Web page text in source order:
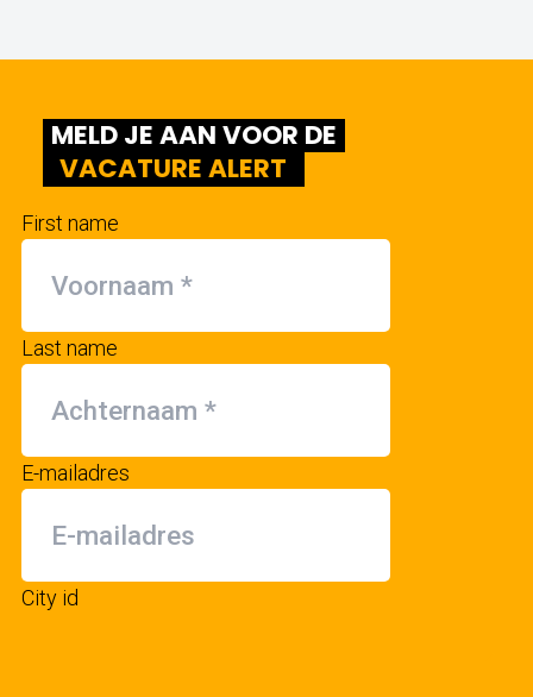
MELD JE AAN VOOR DE
VACATURE ALERT
First name
Last name
E-mailadres
City id